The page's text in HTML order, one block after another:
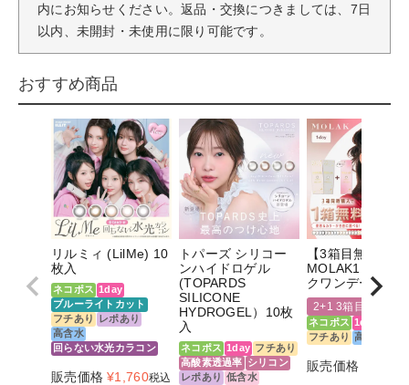
内にお知らせください。返品・交換につきましては、7日
以内、未開封・未使用に限り可能です。
おすすめ商品
リルミィ (LilMe) 10
枚入
ネコポス 1day
ブルーライトカット
フチあり
レポあり
高含水
回らない水光カラコン
販売価格 ¥1,760税込
トパーズ シリコー
ンハイドロゲル
(TOPARDS
SILICONE
HYDROGEL）10枚
入
ネコポス 1day フチあり
高酸素透過率 シリコン
レポあり 低含水
【3箱目無料】
MOLAK1DAY(モ
クワンデー)10枚
ネコポス 1day
フチあり 高含水
2+1 3箱目無料
販売価格